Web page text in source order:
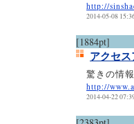
http://
2014-05-08
[1884pt]
アクセ
驚きの情
http://
2014-04-22